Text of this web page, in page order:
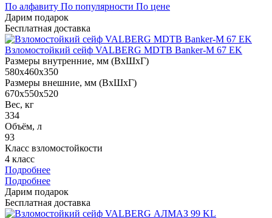
По алфавиту По популярности По цене
Дарим подарок
Бесплатная доставка
Взломостойкий сейф VALBERG MDTB Banker-M 67 EK
Размеры внутренние, мм (ВхШхГ)
580x460x350
Размеры внешние, мм (ВхШхГ)
670x550x520
Вес, кг
334
Объём, л
93
Класс взломостойкости
4 класс
Подробнее
Подробнее
Дарим подарок
Бесплатная доставка